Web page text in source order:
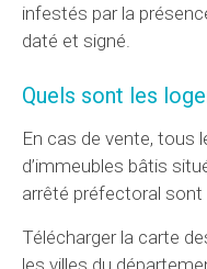
infestés par la
daté et signé.
Quels sont les
En cas de vente, tous
d’immeubles bâtis
arrêté préfectoral sont
Télécharger la carte
les villes du